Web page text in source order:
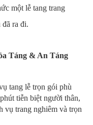
một lễ tang trang
ra đi.
Táng & An Táng
tang lễ trọn gói phù
tiễn biệt người thân,
vụ trang nghiêm và trọn